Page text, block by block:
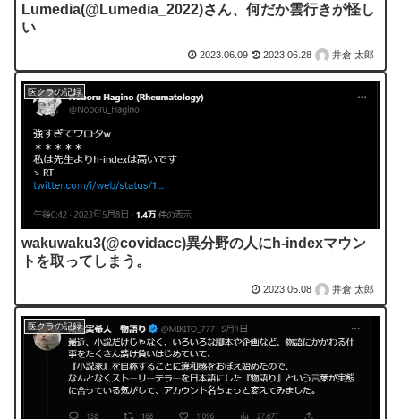
Lumedia(@Lumedia_2022)さん、何だか雲行きが怪し
い
2023.06.09 2023.06.28 井倉 太郎
医クラの記録
wakuwaku3(@covidacc)異分野の人にh-indexマウン
トを取ってしまう。
2023.05.08 井倉 太郎
医クラの記録